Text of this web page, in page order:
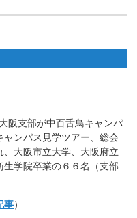
阪支部が中百舌鳥キャンパ
ンパス見学ツアー、総会
、大阪市立大学、大阪府立
学院卒業の６６名（支部
事）